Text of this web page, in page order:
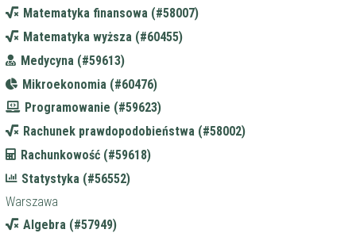
Matematyka finansowa (#58007)
Matematyka wyższa (#60455)
Medycyna (#59613)
Mikroekonomia (#60476)
Programowanie (#59623)
Rachunek prawdopodobieństwa (#58002)
Rachunkowość (#59618)
Statystyka (#56552)
Warszawa
Algebra (#57949)